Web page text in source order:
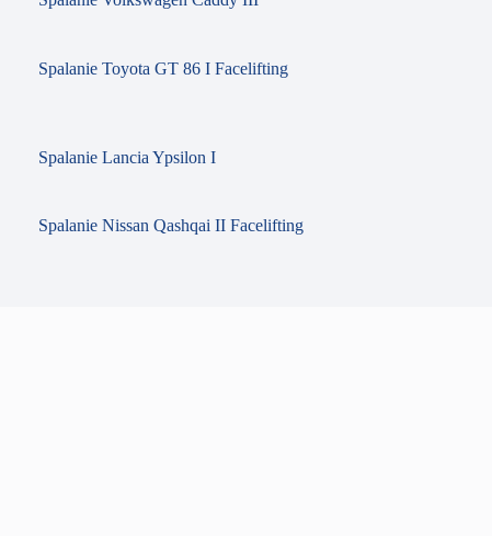
Spalanie Toyota GT 86 I Facelifting
Spalanie Lancia Ypsilon I
Spalanie Nissan Qashqai II Facelifting